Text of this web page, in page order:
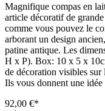
Magnifique compas en
article décoratif de
comme vous pouvez le
arborant un design
patine antique. Les
H x P). Box: 10 x 5 x
de décoration visibles sur
Ils vous donnent une
92,00 €*